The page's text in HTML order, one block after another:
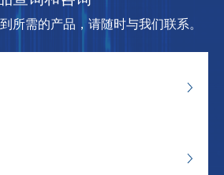
所需的产品，请随时与我们联系。